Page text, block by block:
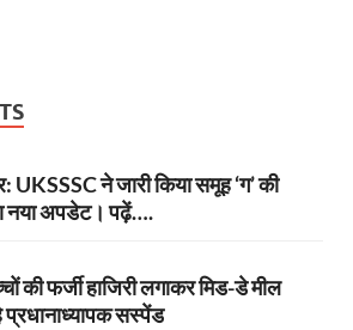
UKSSSC ने जारी किया समूह ‘ग’ की
नया अपडेट। पढ़ें….
की फर्जी हाजिरी लगाकर मिड-डे मील
प्रधानाध्यापक सस्पेंड